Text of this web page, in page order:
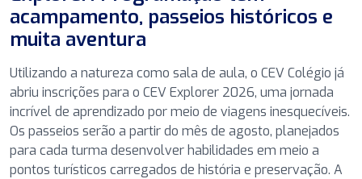
acampamento, passeios históricos e
muita aventura
Utilizando a natureza como sala de aula, o CEV Colégio já
abriu inscrições para o CEV Explorer 2026, uma jornada
incrível de aprendizado por meio de viagens inesquecíveis.
Os passeios serão a partir do mês de agosto, planejados
para cada turma desenvolver habilidades em meio a
pontos turísticos carregados de história e preservação. A